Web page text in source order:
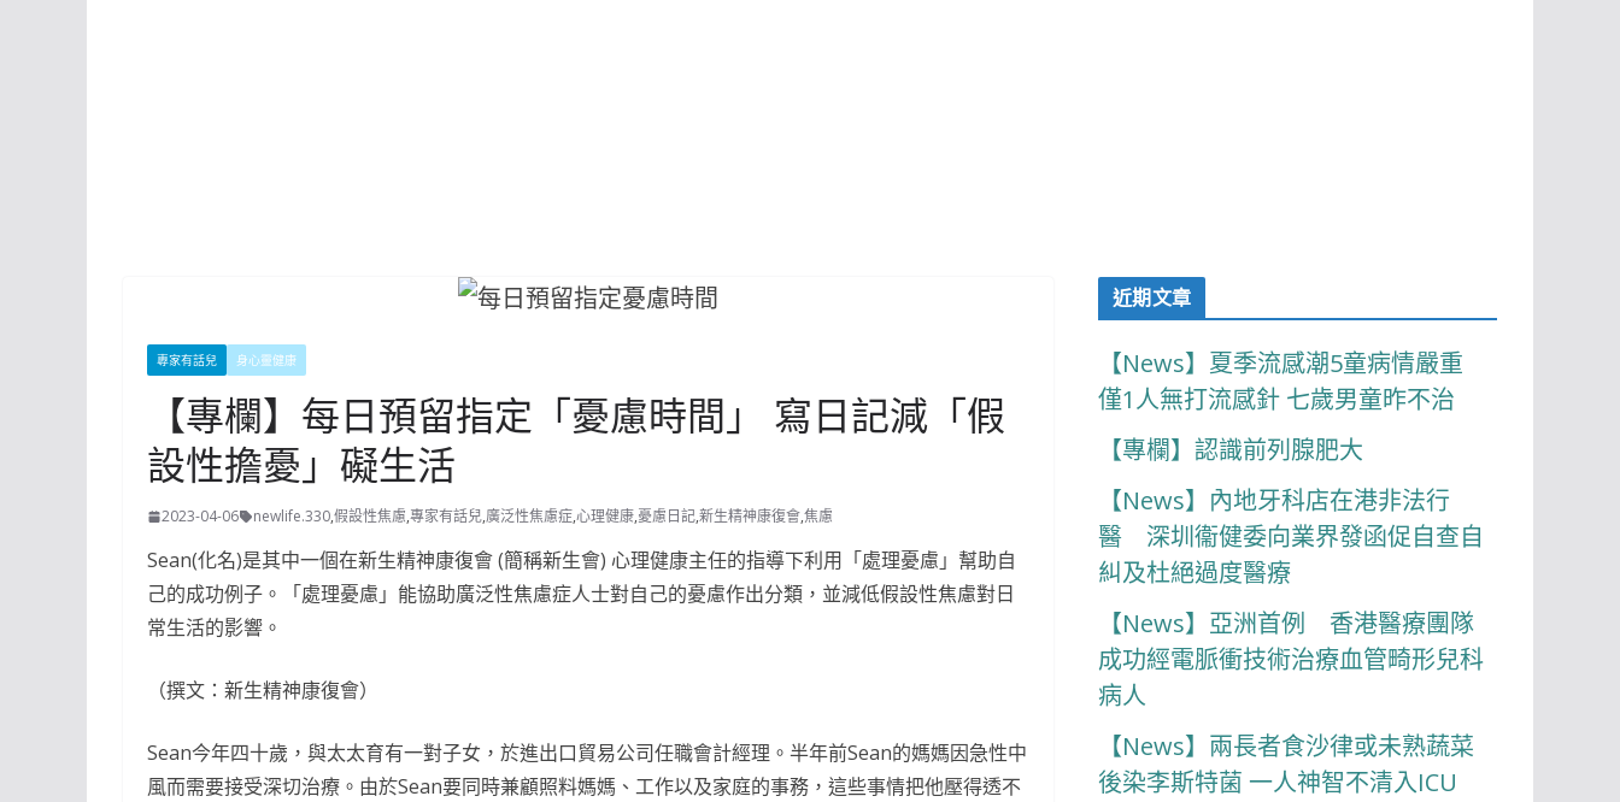
專家有話兒 身心靈健康
【專欄】每日預留指定「憂慮時間」 寫日記減「假
設性擔憂」礙生活
2023-04-06 newlife.330,假設性焦慮,專家有話兒,廣泛性焦慮症,心理健康,憂慮日記,新生精神康復會,焦慮
Sean(化名)是其中一個在新生精神康復會 (簡稱新生會) 心理健康主任的指導下利用「處理憂慮」幫助自
己的成功例子。「處理憂慮」能協助廣泛性焦慮症人士對自己的憂慮作出分類，並減低假設性焦慮對日
常生活的影響。
（撰文：新生精神康復會）
Sean今年四十歲，與太太育有一對子女，於進出口貿易公司任職會計經理。半年前Sean的媽媽因急性中
風而需要接受深切治療。由於Sean要同時兼顧照料媽媽、工作以及家庭的事務，這些事情把他壓得透不
近期文章
【News】夏季流感潮5童病情嚴重
僅1人無打流感針 七歲男童昨不治
【專欄】認識前列腺肥大
【News】內地牙科店在港非法行
醫 深圳衞健委向業界發函促自查自
糾及杜絕過度醫療
【News】亞洲首例 香港醫療團隊
成功經電脈衝技術治療血管畸形兒科
病人
【News】兩長者食沙律或未熟蔬菜
後染李斯特菌 一人神智不清入ICU